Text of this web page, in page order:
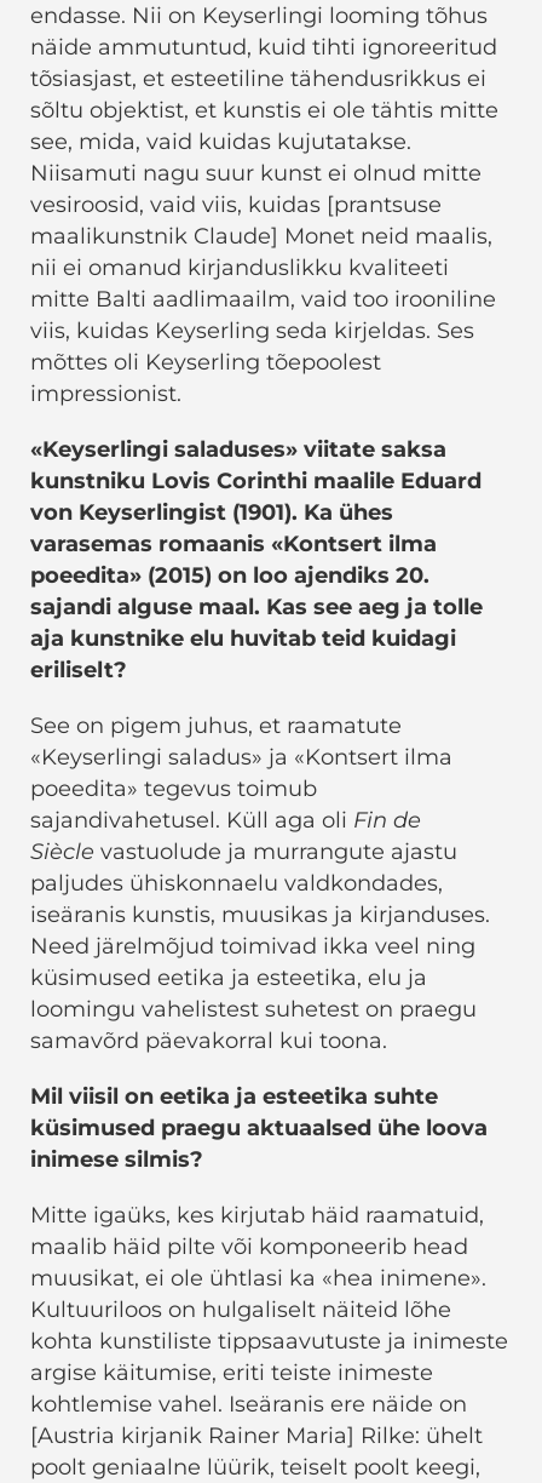
endasse. Nii on Keyserlingi looming tõhus
näide ammutuntud, kuid tihti ignoreeritud
tõsiasjast, et esteetiline tähendusrikkus ei
sõltu objektist, et kunstis ei ole tähtis mitte
see, mida, vaid kuidas kujutatakse.
Niisamuti nagu suur kunst ei olnud mitte
vesiroosid, vaid viis, kuidas [prantsuse
maalikunstnik Claude] Monet neid maalis,
nii ei omanud kirjanduslikku kvaliteeti
mitte Balti aadlimaailm, vaid too irooniline
viis, kuidas Keyserling seda kirjeldas. Ses
mõttes oli Keyserling tõepoolest
impressionist.
«Keyserlingi saladuses» viitate saksa
kunstniku Lovis Corinthi maalile Eduard
von Keyserlingist (1901). Ka ühes
varasemas romaanis «Kontsert ilma
poeedita» (2015) on loo ajendiks 20.
sajandi alguse maal. Kas see aeg ja tolle
aja kunstnike elu huvitab teid kuidagi
eriliselt?
See on pigem juhus, et raamatute
«Keyserlingi saladus» ja «Kontsert ilma
poeedita» tegevus toimub
sajandivahetusel. Küll aga oli Fin de
Siècle vastuolude ja murrangute ajastu
paljudes ühiskonnaelu valdkondades,
iseäranis kunstis, muusikas ja kirjanduses.
Need järelmõjud toimivad ikka veel ning
küsimused eetika ja esteetika, elu ja
loomingu vahelistest suhetest on praegu
samavõrd päevakorral kui toona.
Mil viisil on eetika ja esteetika suhte
küsimused praegu aktuaalsed ühe loova
inimese silmis?
Mitte igaüks, kes kirjutab häid raamatuid,
maalib häid pilte või komponeerib head
muusikat, ei ole ühtlasi ka «hea inimene».
Kultuuriloos on hulgaliselt näiteid lõhe
kohta kunstiliste tippsaavutuste ja inimeste
argise käitumise, eriti teiste inimeste
kohtlemise vahel. Iseäranis ere näide on
[Austria kirjanik Rainer Maria] Rilke: ühelt
poolt geniaalne lüürik, teiselt poolt keegi,